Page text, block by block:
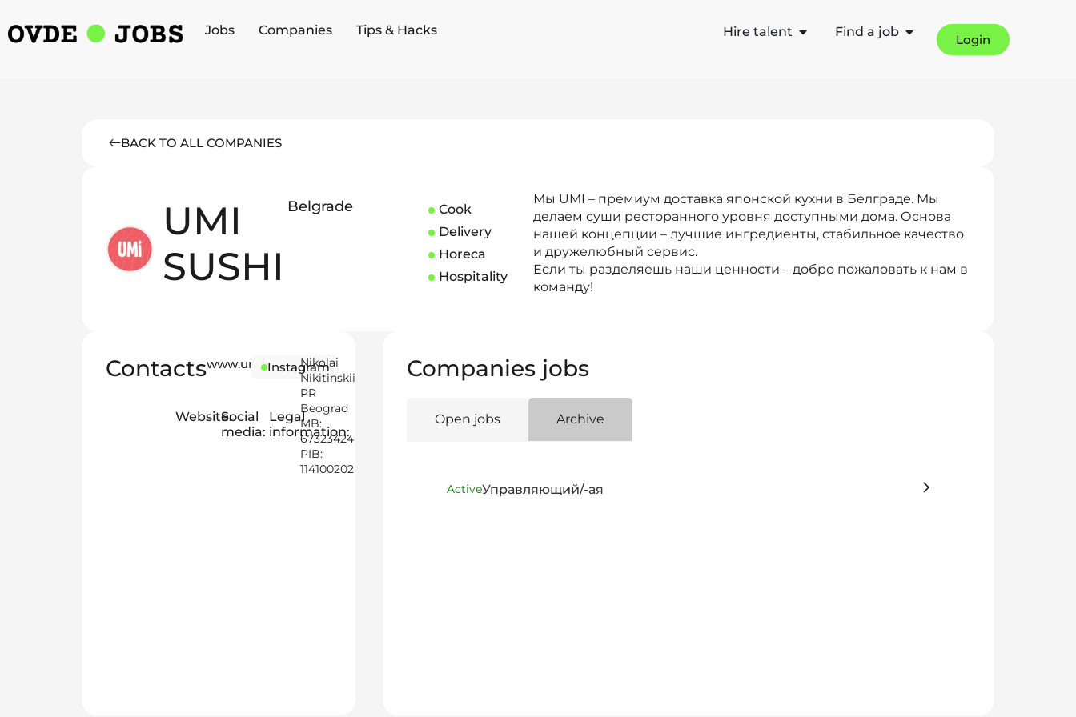
Jobs Companies Tips & Hacks Hire talent Find a job
Login
BACK TO ALL COMPANIES
UMI
SUSHI
Belgrade
Cook
Delivery
Horeca
Hospitality
Мы UMI – премиум доставка японской кухни в Белграде. Мы
делаем суши ресторанного уровня доступными дома. Основа
нашей концепции – лучшие ингредиенты, стабильное качество
и дружелюбный сервис.
Если ты разделяешь наши ценности – добро пожаловать к нам в
команду!
Contacts
Website:
www.umi.rs
Social
media:
Instagram
Legal
information:
Nikolai
Nikitinskii
PR
Beograd
MB:
67323424
PIB:
114100202
Companies jobs
Open jobs Archive
ActiveУправляющий/-ая